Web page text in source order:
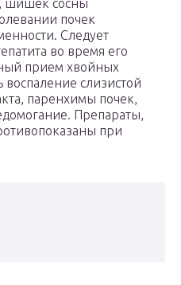
шишек сосны
почек
Следует
во время его
прием хвойных
слизистой
паренхимы почек,
Препараты,
при